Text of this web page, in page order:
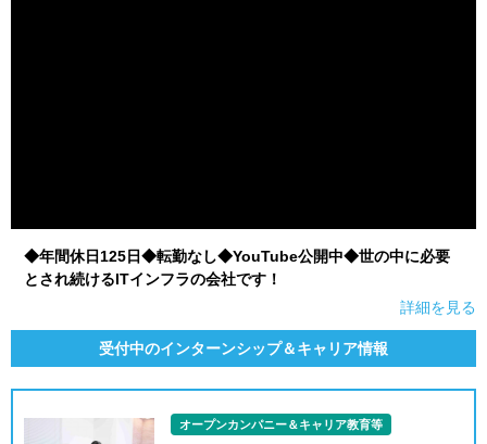
◆年間休日125日◆転勤なし◆YouTube公開中◆世の中に必要
とされ続けるITインフラの会社です！
詳細を見る
受付中のインターンシップ＆キャリア情報
オープンカンパニー＆キャリア教育等